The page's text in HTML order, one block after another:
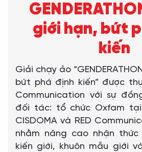
giới hạn, bứt
kiến
Giải chạy ảo
bứt phá định kiến” được
Communication với sự
đối tác: tổ chức Oxfam tại
CISDOMA và RED
nhằm nâng cao nhận
kiến giới, khuôn mẫu giới